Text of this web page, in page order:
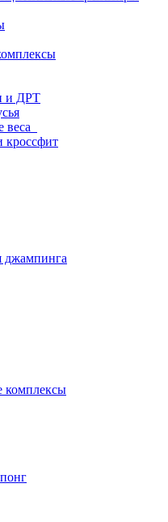
и ДРТ
веса
кроссфит
джампинга
комплексы